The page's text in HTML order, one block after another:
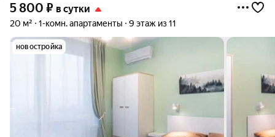
5 800 ₽ в сутки
20 м² 1-комн. апартаменты 9 этаж из 11
новостройка